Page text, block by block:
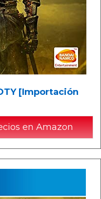
[Importación
en Amazon